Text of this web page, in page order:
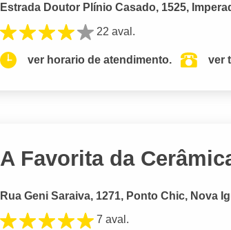
Estrada Doutor Plínio Casado, 1525,
22 aval.
ver horario de atendimento. ver
A Favorita da
Rua Geni Saraiva, 1271, Ponto Chic, Nova
7 aval.